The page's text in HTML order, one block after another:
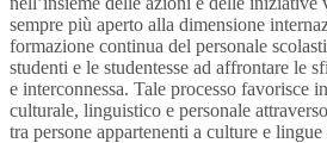
sempre più aperto alla dimensione
formazione continua del personale
studenti e le studentesse ad affrontare le
e interconnessa. Tale processo favorisce
culturale, linguistico e personale
tra persone appartenenti a culture e